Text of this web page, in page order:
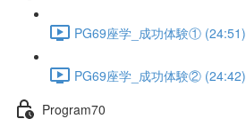
PG69座学_成功体験① (24:51)
PG69座学_成功体験② (24:42)
Program70